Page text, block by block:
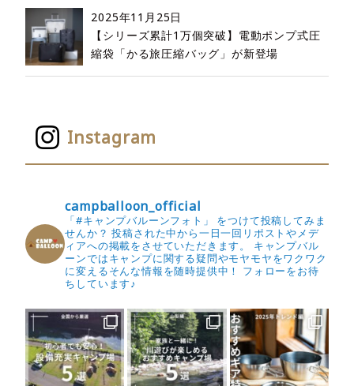
2025年11月25日
【シリーズ累計1万個突破】電動ポンプ式圧
縮袋「かる旅圧縮バッグ」が新登場
Instagram
campballoon_official
「#キャンプバルーンフォト」 をつけて投稿してみま
せんか？ 投稿された中から一日一回リポストやメデ
ィアへの掲載をさせていただきます。
キャンプバル
ーンではキャンプに関する疑問やモヤモヤをワクワク
に変えるそんな情報を随時提供中！
フォローをお待
ちしています♪